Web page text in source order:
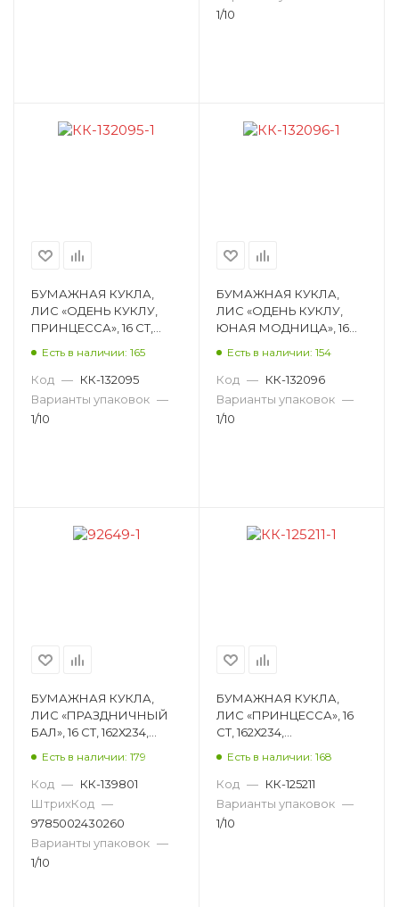
1/10
БУМАЖНАЯ КУКЛА,
ЛИС «ОДЕНЬ КУКЛУ,
ПРИНЦЕССА», 16 СТ,
Есть в наличии: 165
Код — КК-132095
Варианты упаковок —
1/10
БУМАЖНАЯ КУКЛА,
ЛИС «ОДЕНЬ КУКЛУ,
ЮНАЯ МОДНИЦА», 16
ОВ-046
Есть в наличии: 154
Код — КК-132096
Варианты упаковок —
1/10
БУМАЖНАЯ КУКЛА,
ЛИС «ПРАЗДНИЧНЫЙ
БАЛ», 16 СТ, 162Х234,
Есть в наличии: 179
Код — КК-139801
ШтрихКод —
9785002430260
Варианты упаковок —
1/10
БУМАЖНАЯ КУКЛА,
ЛИС «ПРИНЦЕССА», 16
СТ, 162Х234,
Есть в наличии: 168
Код — КК-125211
Варианты упаковок —
1/10